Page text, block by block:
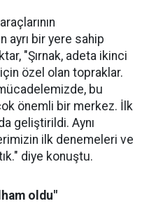
ayrı bir yere sahip
"Şırnak, adeta ikinci
özel olan topraklar.
bu
önemli bir merkez. İlk
geliştirildi. Aynı
ilk denemeleri ve
diye konuştu.
oldu"